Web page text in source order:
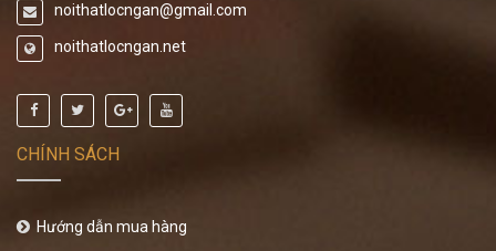
noithatlocngan@gmail.com
noithatlocngan.net
CHÍNH SÁCH
Hướng dẫn mua hàng